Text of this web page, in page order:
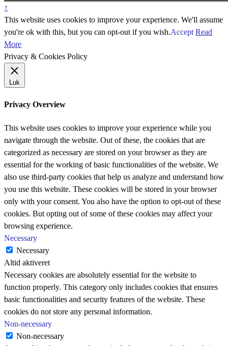
↑
This website uses cookies to improve your experience. We'll assume
you're ok with this, but you can opt-out if you wish.Accept Read
More
Privacy & Cookies Policy
Luk
Privacy Overview
This website uses cookies to improve your experience while you
navigate through the website. Out of these, the cookies that are
categorized as necessary are stored on your browser as they are
essential for the working of basic functionalities of the website. We
also use third-party cookies that help us analyze and understand how
you use this website. These cookies will be stored in your browser
only with your consent. You also have the option to opt-out of these
cookies. But opting out of some of these cookies may affect your
browsing experience.
Necessary
Necessary
Altid aktiveret
Necessary cookies are absolutely essential for the website to
function properly. This category only includes cookies that ensures
basic functionalities and security features of the website. These
cookies do not store any personal information.
Non-necessary
Non-necessary